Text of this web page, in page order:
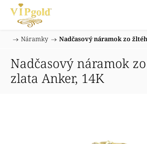
/ Náramky / Nadčasový náramok zo
Nadčasový náramok
zlata Anker, 14K